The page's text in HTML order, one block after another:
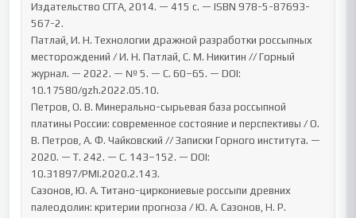
Издательство СГГА, 2014. — 415 с. — ISBN 978-5-87693-
567-2.
Патлай, И. Н. Технологии дражной разработки россыпных
месторождений / И. Н. Патлай, С. М. Никитин // Горный
журнал. — 2022. — № 5. — С. 60–65. — DOI:
10.17580/gzh.2022.05.10.
Петров, О. В. Минерально-сырьевая база россыпной
платины России: современное состояние и перспективы / О.
В. Петров, А. Ф. Чайковский // Записки Горного института. —
2020. — Т. 242. — С. 143–152. — DOI:
10.31897/PMI.2020.2.143.
Сазонов, Ю. А. Титано-циркониевые россыпи древних
палеодолин: критерии прогноза / Ю. А. Сазонов, Н. Р.